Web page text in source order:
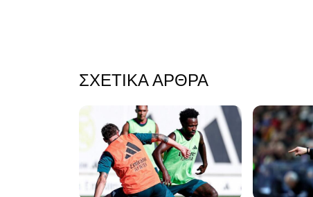
ΣΧΕΤΙΚΆ ΆΡΘΡΑ